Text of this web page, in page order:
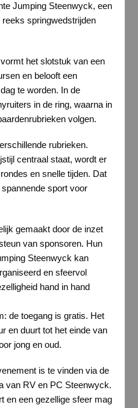
Jumping Steenwyck, een
springwedstrijden
het slotstuk van een
en belooft een
te worden. In de
in de ring, waarna in
volgen.
rubrieken.
centraal staat, wordt er
en snelle tijden. Dat
sport voor
gemaakt door de inzet
van sponsoren. Hun
Steenwyck kan
en sfeervol
hand in hand
de toegang is gratis. Het
en duurt tot het einde van
jong en oud.
is te vinden via de
van RV en PC Steenwyck.
en een gezellige sfeer mag